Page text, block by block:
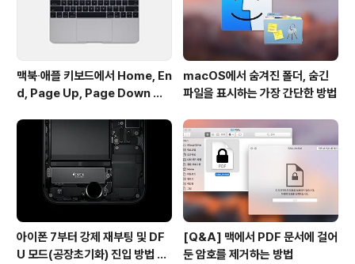
한 번 더 방문해 보..
맥북∙애플 키보드에서 Home, En
d, Page Up, Page Down 키
macOS에서 숨겨진 폴더, 숨긴
파일을 표시하는 가장 간단한 방법
아이폰 7부터 강제 재부팅 및 DF
U 모드(공장초기화) 진입 방법 변
[Q&A] 맥에서 PDF 문서에 걸어
둔 암호를 제거하는 방법